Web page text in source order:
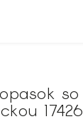
so
17426